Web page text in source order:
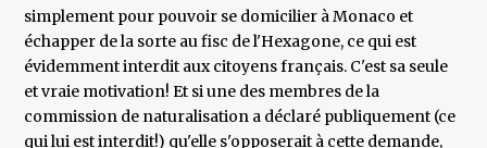
simplement pour pouvoir se domicilier à Monaco et
échapper de la sorte au fisc de l'Hexagone, ce qui est
évidemment interdit aux citoyens français. C'est sa seule
et vraie motivation! Et si une des membres de la
commission de naturalisation a déclaré publiquement (ce
qui lui est interdit!) qu'elle s'opposerait à cette demande,